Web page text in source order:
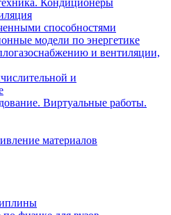
Кондиционеры
способностями
модели по энергетике
и вентиляции,
и
Виртуальные работы.
материалов